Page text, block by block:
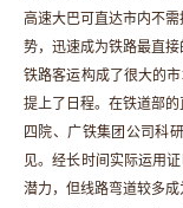
高速大巴可直达市内不
势，迅速成为铁路最直
铁路客运构成了很大的
提上了日程。在铁道部
四院、广铁集团公司科
见。经长时间实际运用
潜力，但线路弯道较多